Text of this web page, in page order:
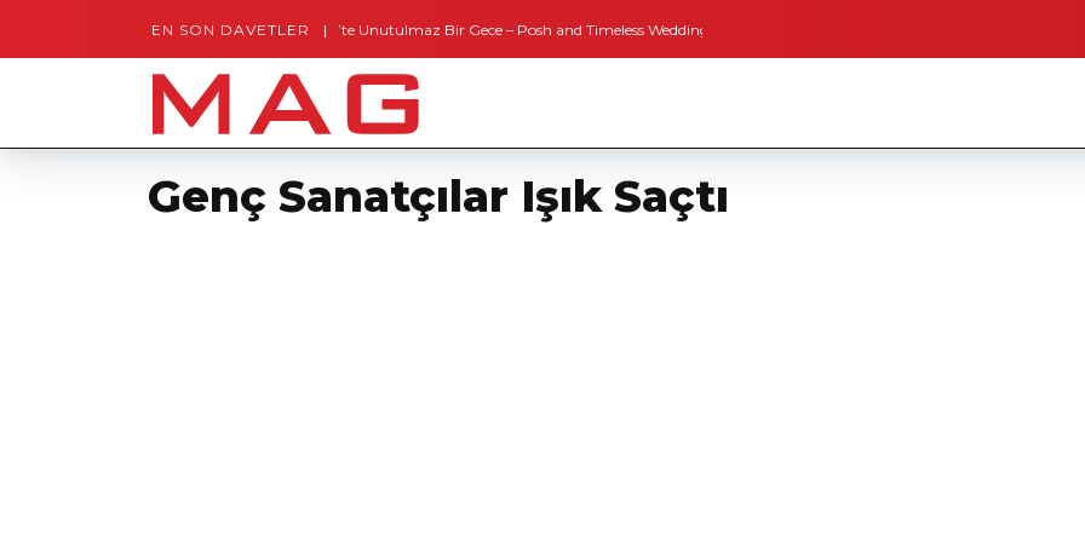
EN SON DAVETLER
Gaziantep’te Unutulmaz Bir Gece – Posh and Timeless Weddings Bodrum’dan İngiltere’ye Kısa Bir Yolculuk
Genç Sanatçılar Işık Saçtı